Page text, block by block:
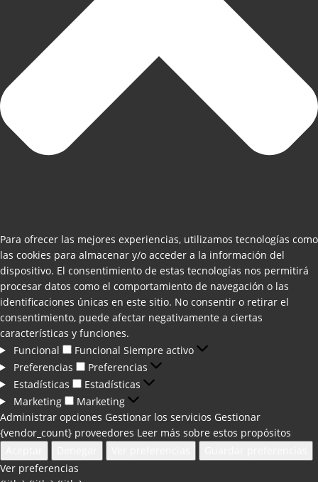
Para ofrecer las mejores experiencias, utilizamos tecnologías como
las cookies para almacenar y/o acceder a la información del
dispositivo. El consentimiento de estas tecnologías nos permitirá
procesar datos como el comportamiento de navegación o las
identificaciones únicas en este sitio. No consentir o retirar el
consentimiento, puede afectar negativamente a ciertas
características y funciones.
Funcional
Funcional Siempre activo
Preferencias
Preferencias
Estadísticas
Estadísticas
Marketing
Marketing
Administrar opciones Gestionar los servicios Gestionar
{vendor_count} proveedores Leer más sobre estos propósitos
Ver preferencias